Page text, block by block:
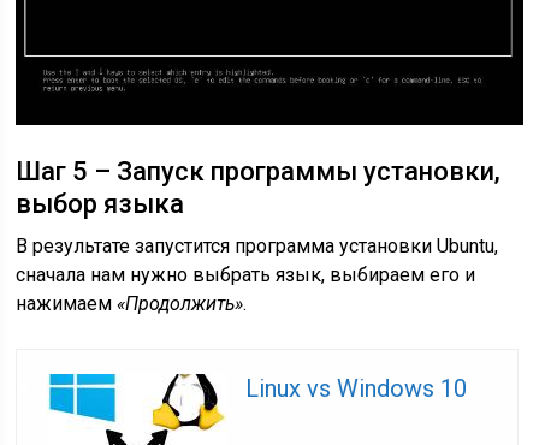
Шаг 5 – Запуск программы установки,
выбор языка
В результате запустится программа установки Ubuntu,
сначала нам нужно выбрать язык, выбираем его и
нажимаем«Продолжить».
Linux vs Windows 10